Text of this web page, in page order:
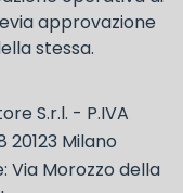
approvazione
stessa.
S.r.l. - P.IVA
20123 Milano
Via Morozzo della